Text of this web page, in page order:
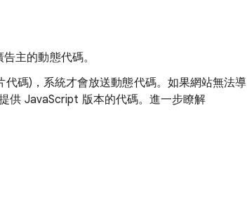
主的動態代碼。
碼)，系統才會放送動態代碼。如果網站無法導
供 JavaScript 版本的代碼。進一步瞭解